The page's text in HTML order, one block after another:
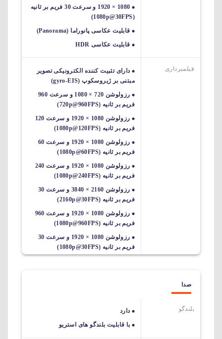
1080 × 1920 و سرعت 30 فریم بر ثانیه
(1080p@30FPS)
قابلیت عکاسی پانوراما (Panorama)
قابلیت عکاسی HDR
فیلمبرداری
دارای تثبیت کننده الکترونیکی تصویر
مبتنی بر ژیروسکوپ (gyro-EIS)
رزولوشن 720 × 1080 و سرعت 960
فریم بر ثانیه (720p@960FPS)
رزولوشن 1080 × 1920 و سرعت 120
فریم بر ثانیه (1080p@120FPS)
رزولوشن 1080 × 1920 و سرعت 60
فریم بر ثانیه (1080p@60FPS)
رزولوشن 1080 × 1920 و سرعت 240
فریم بر ثانیه (1080p@240FPS)
رزولوشن 2160 × 3840 و سرعت 30
فریم بر ثانیه (2160p@30FPS)
رزولوشن 1080 × 1920 و سرعت 960
فریم بر ثانیه (1080p@960FPS)
رزولوشن 1080 × 1920 و سرعت 30
فریم بر ثانیه (1080p@30FPS)
صدا
بلندگو
دارد
با قابلیت بلندگو های استریو